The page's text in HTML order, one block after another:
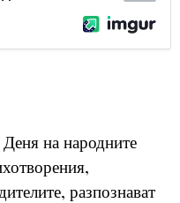
на народните
разпознават